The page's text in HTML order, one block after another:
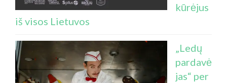
kūrėjus
iš visos Lietuvos
„Ledų
pardavė
jas“ per